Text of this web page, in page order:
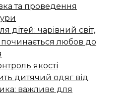
та проведення
дітей: чарівний світ,
починається любов до
якості
дитячий одяг від
важливе для